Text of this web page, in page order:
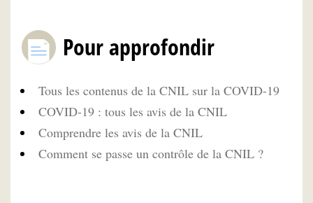
Pour approfondir
Tous les contenus de la CNIL sur la COVID-19
COVID-19 : tous les avis de la CNIL
Comprendre les avis de la CNIL
Comment se passe un contrôle de la CNIL ?